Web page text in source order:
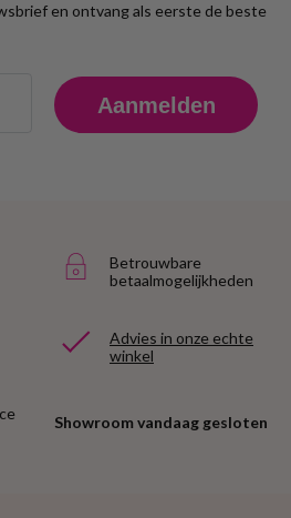
en ontvang als eerste de beste
Aanmelden
Betrouwbare
betaalmogelijkheden
Advies in onze echte
winkel
Showroom vandaag gesloten